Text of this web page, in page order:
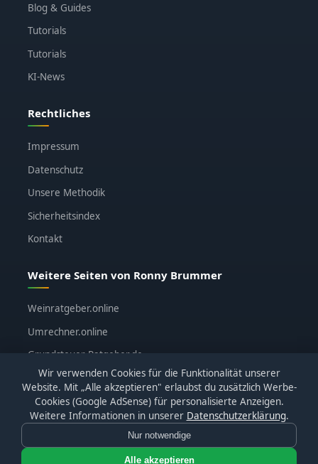
Blog & Guides
Tutorials
Tutorials
KI-News
Rechtliches
Impressum
Datenschutz
Unsere Methodik
Sicherheitsindex
Kontakt
Weitere Seiten von Ronny Brummer
Weinratgeber.online
Umrechner.online
Grundsteuer-Ratgeber.de
ronnybrummer.de
KI-Katalog.de· Alle Bewertungen basieren auf
eigenen Tests · Affiliate-Links sind gekennzeichnet
Wir verwenden Cookies für die Funktionalität unserer
Website. Mit „Alle akzeptieren" erlaubst du zusätzlich Werbe-
Cookies (Google AdSense) für personalisierte Anzeigen.
Weitere Informationen in unserer Datenschutzerklärung.
Nur notwendige
Alle akzeptieren